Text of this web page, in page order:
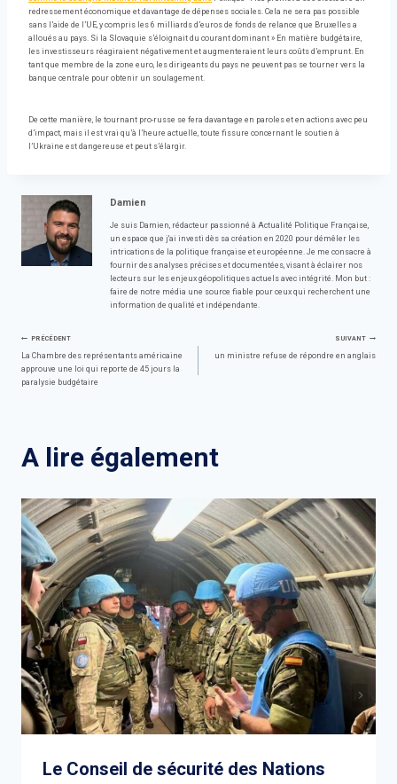
redressement économique et davantage de dépenses sociales. Cela ne sera pas possible
sans l’aide de l’UE, y compris les 6 milliards d’euros de fonds de relance que Bruxelles a
alloués au pays. Si la Slovaquie s’éloignait du courant dominant » En matière budgétaire,
les investisseurs réagiraient négativement et augmenteraient leurs coûts d’emprunt. En
tant que membre de la zone euro, les dirigeants du pays ne peuvent pas se tourner vers la
banque centrale pour obtenir un soulagement.
De cette manière, le tournant pro-russe se fera davantage en paroles et en actions avec peu
d’impact, mais il est vrai qu’à l’heure actuelle, toute fissure concernant le soutien à
l’Ukraine est dangereuse et peut s’élargir.
Damien
Je suis Damien, rédacteur passionné à Actualité Politique Française,
un espace que j'ai investi dès sa création en 2020 pour démêler les
intrications de la politique française et européenne. Je me consacre à
fournir des analyses précises et documentées, visant à éclairer nos
lecteurs sur les enjeux géopolitiques actuels avec intégrité. Mon but :
faire de notre média une source fiable pour ceux qui recherchent une
information de qualité et indépendante.
Navigation
de
PRÉCÉDENT
La Chambre des représentants américaine
approuve une loi qui reporte de 45 jours la
paralysie budgétaire
SUIVANT
un ministre refuse de répondre en anglais
A lire également
Le Conseil de sécurité des Nations